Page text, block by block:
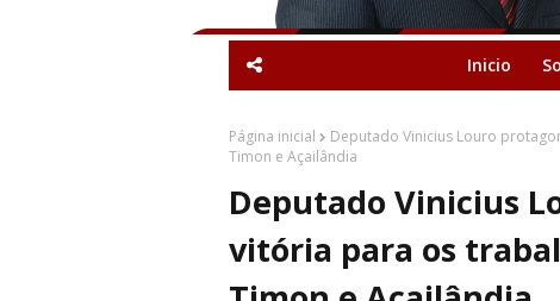
Inicio
Página inicial
Deputado Vinicius Louro
Timon e Açailândia
Deputado Vinicius
vitória para os